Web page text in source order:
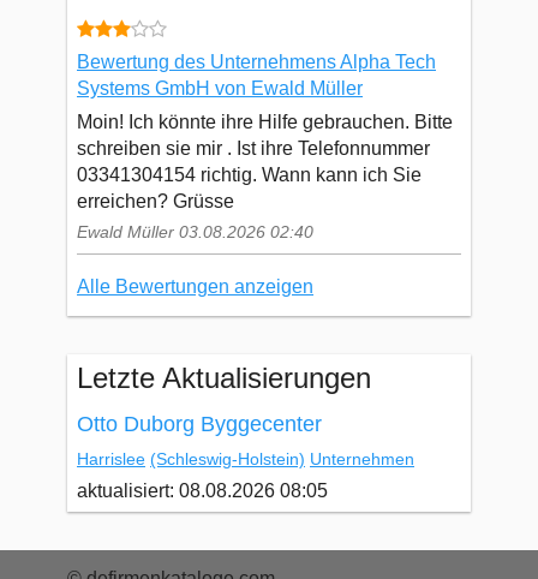
Bewertung des Unternehmens Alpha Tech
Systems GmbH von Ewald Müller
Moin! Ich könnte ihre Hilfe gebrauchen. Bitte
schreiben sie mir . Ist ihre Telefonnummer
03341304154 richtig. Wann kann ich Sie
erreichen? Grüsse
Ewald Müller 03.08.2026 02:40
Alle Bewertungen anzeigen
Letzte Aktualisierungen
Otto Duborg Byggecenter
Harrislee (Schleswig-Holstein) Unternehmen
aktualisiert: 08.08.2026 08:05